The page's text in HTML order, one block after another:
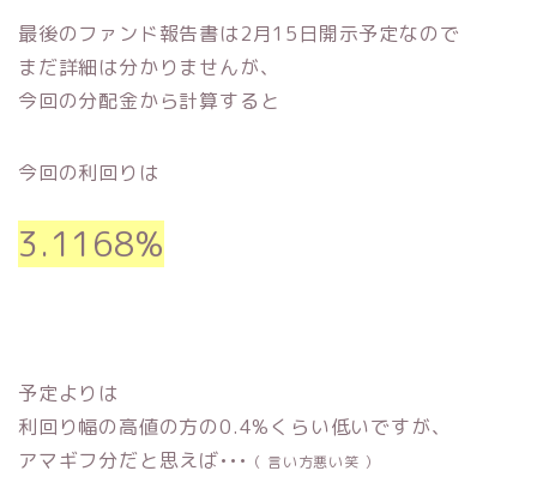
最後のファンド報告書は2月15日開示予定なので
まだ詳細は分かりませんが、
今回の分配金から計算すると
今回の利回りは
3.1168%
予定よりは
利回り幅の高値の方の0.4%くらい低いですが、
アマギフ分だと思えば••• （ 言い方悪い笑 ）